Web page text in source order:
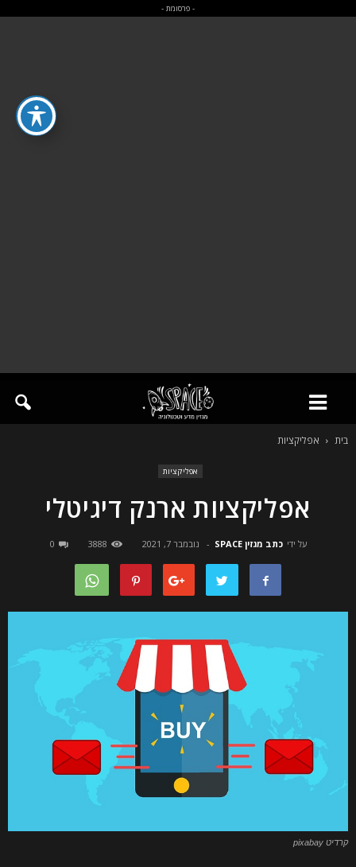
- פרסומת -
בית אפליקציות
אפליקציות
אפליקציות ארנק דיגיטלי
על ידי כתב מגזין SPACE - נובמבר 7, 2021 3888
0
קרדיט pixabay